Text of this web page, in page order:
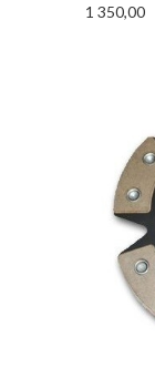
1 350,00